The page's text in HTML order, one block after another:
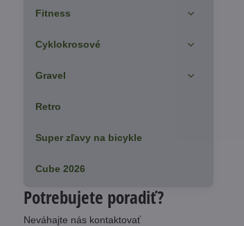
Potrebujete poradiť?
Neváhajte nás kontaktovať
Fitness
Cyklokrosové
Gravel
Retro
Super zľavy na bicykle
Cube 2026